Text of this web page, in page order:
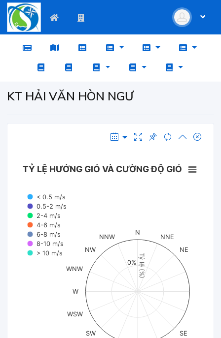
KT HẢI VĂN HÒN NGƯ
Tỷ lệ (%)
TỶ LỆ HƯỚNG GIÓ VÀ CƯỜNG ĐỘ GIÓ
< 0.5 m/s
0.5-2 m/s
2-4 m/s
4-6 m/s
6-8 m/s
8-10 m/s
> 10 m/s
N
NNE
NE
SE
SW
WSW
W
WNW
NW
NNW
0%